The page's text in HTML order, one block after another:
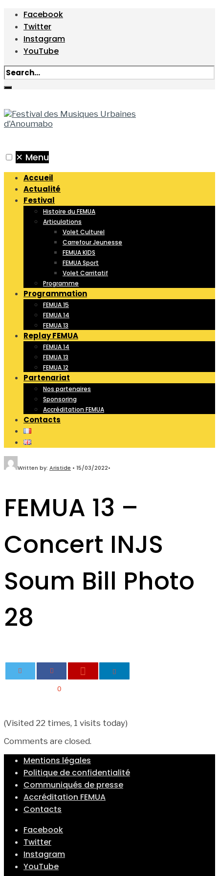
Facebook
Twitter
Instagram
YouTube
✕ Menu
Accueil
Actualité
Festival
Histoire du FEMUA
Articulations
Volet Culturel
Carrefour Jeunesse
FEMUA KIDS
FEMUA Sport
Volet Carritatif
Programme
Programmation
FEMUA 15
FEMUA 14
FEMUA 13
Replay FEMUA
FEMUA 14
FEMUA 13
FEMUA 12
Partenariat
Nos partenaires
Sponsoring
Accréditation FEMUA
Contacts
Written by: Aristide • 15/03/2022•
FEMUA 13 –
Concert INJS
Soum Bill Photo
28
0
(Visited 22 times, 1 visits today)
Comments are closed.
Mentions légales
Politique de confidentialité
Communiqués de presse
Accréditation FEMUA
Contacts
Facebook
Twitter
Instagram
YouTube